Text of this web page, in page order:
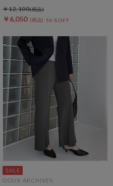
￥6,050 50％OFF
￥12,100
DOUX ARCHIVES